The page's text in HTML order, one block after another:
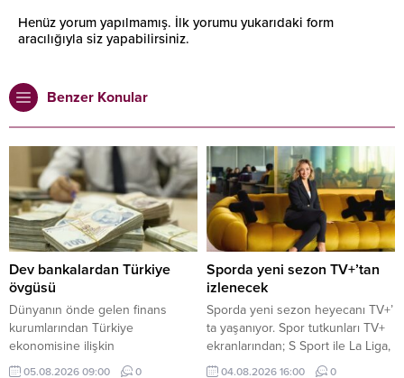
Henüz yorum yapılmamış. İlk yorumu yukarıdaki form
aracılığıyla siz yapabilirsiniz.
Benzer Konular
Dev bankalardan Türkiye
övgüsü
Dünyanın önde gelen finans
kurumlarından Türkiye
ekonomisine ilişkin
değerlendirmelerinde olumlu
05.08.2026 09:00 0
Sporda yeni sezon TV+’tan
izlenecek
Sporda yeni sezon heyecanı TV+’
ta yaşanıyor. Spor tutkunları TV+
ekranlarından; S Sport ile La Liga,
Serie A, NBA, EuroLeague, UFC
04.08.2026 16:00 0